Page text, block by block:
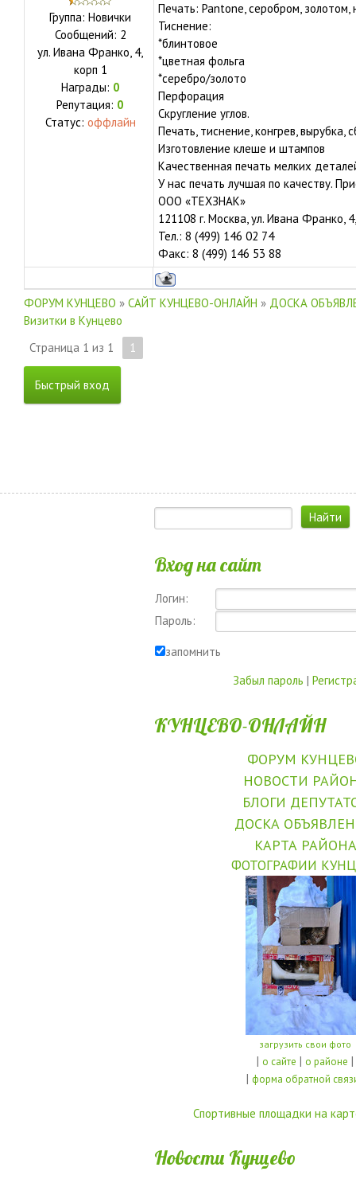
Группа: Новички
Сообщений: 2
ул. Ивана Франко, 4,
корп 1
Награды: 0
Репутация: 0
Статус: оффлайн
Печать: Pantone, серобром,
Тиснение:
*блинтовое
*цветная фольга
*серебро/золото
Перфорация
Скругление углов.
Печать, тиснение, конгрев, вырубка,
Изготовление клеше и штампов
Качественная печать мелких
У нас печать лучшая по качеству.
ООО «ТЕХЗНАК»
121108 г. Москва, ул. Ивана Франко,
Тел.: 8 (499) 146 02 74
Факс: 8 (499) 146 53 88
ФОРУМ КУНЦЕВО » САЙТ КУНЦЕВО-ОНЛАЙН » ДОСКА
Визитки в Кунцево
Страница 1 из 1 1
Вход на сайт
Логин:
Пароль:
запомнить
Забыл пароль |
КУНЦЕВО-ОНЛАЙН
ФОРУМ
НОВОСТИ
БЛОГИ
ДОСКА
КАРТА РАЙОНА
ФОТОГРАФИИ
загрузить свои фото
| о сайте | о районе |
| форма обратной
Спортивные площадки на
Новости Кунцево